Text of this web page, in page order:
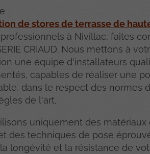
de stores de terrasse de
à Nivillac, faites
CRIAUD. Nous mettons à
une équipe d'installateurs
capables de réaliser une
dans le respect des normes
de l'art.
uniquement des matériaux
des techniques de pose
longévité et la résistance de